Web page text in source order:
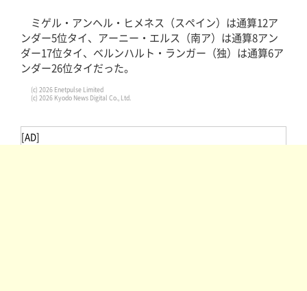
ミゲル・アンヘル・ヒメネス（スペイン）は通算12ア
ンダー5位タイ、アーニー・エルス（南ア）は通算8アン
ダー17位タイ、ベルンハルト・ランガー（独）は通算6ア
ンダー26位タイだった。
(c) 2026 Enetpulse Limited
(c) 2026 Kyodo News Digital Co., Ltd.
[AD]